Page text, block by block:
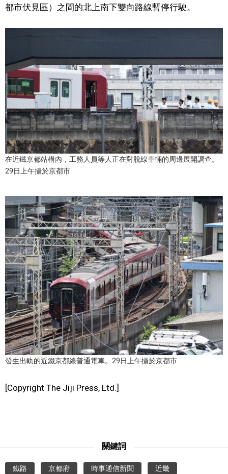
財經
科學技術
生活
運動
娛樂
工作勞動
家庭
醫療健康
語言
東京
編輯部通知
都市伏見區）之間的北上南下雙向路線暫停行駛。
在近鐵京都站構內，工務人員等人正在對脫線車輛的周邊展開調查。
29日上午攝於京都市
發生出軌的近鐵京都線普通電車。29日上午攝於京都市
[Copyright The Jiji Press, Ltd.]
關鍵詞
鐵路 京都府 時事通信新聞 近畿